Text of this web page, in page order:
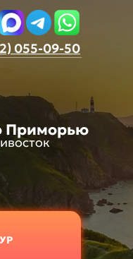
Приморью
055-09-50